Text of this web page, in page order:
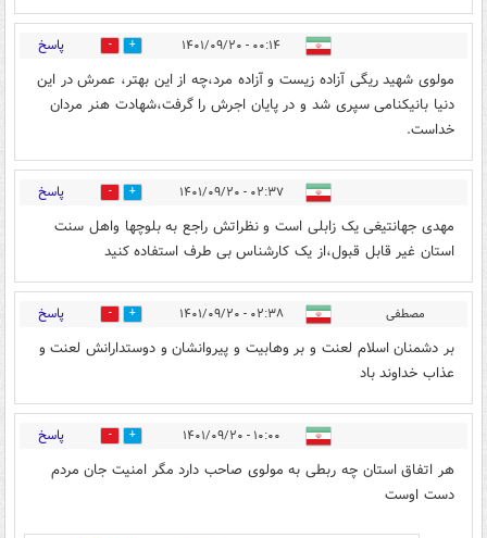
۰۰:۱۴ - ۱۴۰۱/۰۹/۲۰ 2 پاسخ
مولوی شهید ریگی آزاده زیست و آزاده مرد،چه از این بهتر، عمرش در این
دنیا بانیکنامی سپری شد و در پایان اجرش را گرفت،شهادت هنر مردان
خداست.
۰۲:۳۷ - ۱۴۰۱/۰۹/۲۰ 5 پاسخ
مهدی جهانتیغی یک زابلی است و نظراتش راجع به بلوچها واهل سنت
استان غیر قابل قبول،از یک کارشناس بی طرف استفاده کنید
مصطفی ۰۲:۳۸ - ۱۴۰۱/۰۹/۲۰ 2 پاسخ
بر دشمنان اسلام لعنت و بر وهابیت و پیروانشان و دوستدارانش لعنت و
عذاب خداوند باد
۱۰:۰۰ - ۱۴۰۱/۰۹/۲۰ 3 پاسخ
هر اتفاق استان چه ربطی به مولوی صاحب دارد مگر امنیت جان مردم
دست اوست